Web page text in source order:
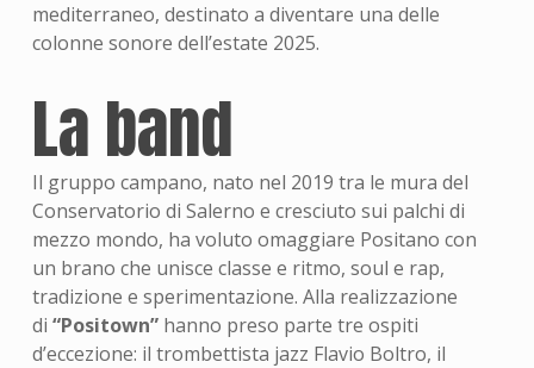
mediterraneo, destinato a diventare una delle
colonne sonore dell’estate 2025.
La band
Il gruppo campano, nato nel 2019 tra le mura del
Conservatorio di Salerno e cresciuto sui palchi di
mezzo mondo, ha voluto omaggiare Positano con
un brano che unisce classe e ritmo, soul e rap,
tradizione e sperimentazione. Alla realizzazione
di “Positown”hanno preso parte tre ospiti
d’eccezione: il trombettista jazz Flavio Boltro, il